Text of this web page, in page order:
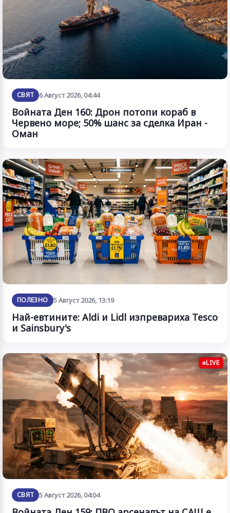
СВЯТ 6 Август 2026, 04:44
Войната Ден 160: Дрон потопи кораб в
Червено море; 50% шанс за сделка Иран -
Оман
ПОЛЕЗНО 5 Август 2026, 13:19
Най-евтините: Aldi и Lidl изпревариха Tesco
и Sainsbury's
LIVE
СВЯТ 5 Август 2026, 04:04